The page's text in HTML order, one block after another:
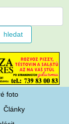
foto
Články